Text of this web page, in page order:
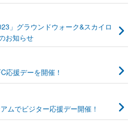
」グラウンドウォーク&スカイロ
お知らせ
応援デーを開催！
ムでビジター応援デー開催！